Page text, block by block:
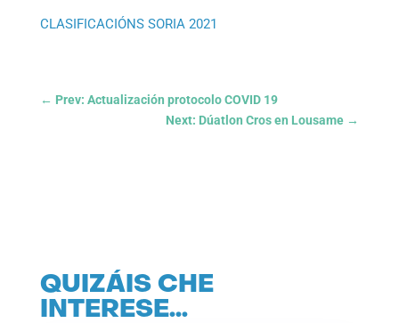
CLASIFICACIÓNS SORIA 2021
← Prev: Actualización protocolo COVID 19
Next: Dúatlon Cros en Lousame →
QUIZÁIS CHE
INTERESE…